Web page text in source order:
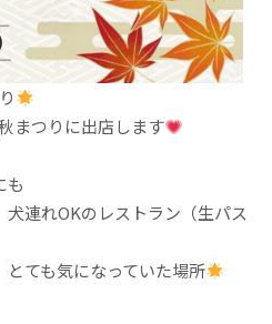
まつりに出店します
も
連れOKのレストラン（生パス
ても気になっていた場所